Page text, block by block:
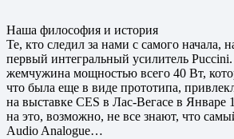
Наша философия и история
Те, кто следил за нами с самого начала,
первый интегральный усилитель Puccini.
жемчужина мощностью всего 40 Вт,
что была еще в виде прототипа,
на выставке CES в Лас-Вегасе в Январе
на это, возможно, не все знают, что
Audio Analogue…